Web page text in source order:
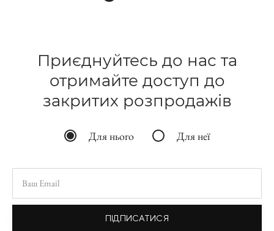
Приєднуйтесь до нас та
отримайте доступ до
закритих розпродажів
Для нього Для неї
ПІДПИСАТИСЯ